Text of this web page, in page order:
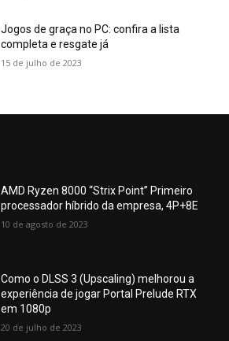
Jogos de graça no PC: confira a lista
completa e resgate já
15 de julho de 2023
AMD Ryzen 8000 “Strix Point” Primeiro
processador híbrido da empresa, 4P+8E
10 de agosto de 2023
Como o DLSS 3 (Upscaling) melhorou a
experiência de jogar Portal Prelude RTX
em 1080p
20 de julho de 2023